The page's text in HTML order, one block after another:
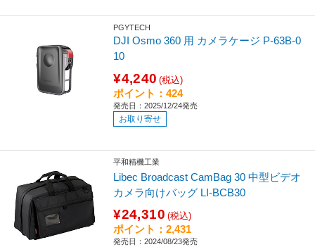
PGYTECH
DJI Osmo 360 用 カメラケージ P-63B-0
10
¥4,240 (税込)
ポイント：424
発売日：2025/12/24発売
お取り寄せ
平和精機工業
Libec Broadcast CamBag 30 中型ビデオ
カメラ向けバッグ LI-BCB30
¥24,310 (税込)
ポイント：2,431
発売日：2024/08/23発売